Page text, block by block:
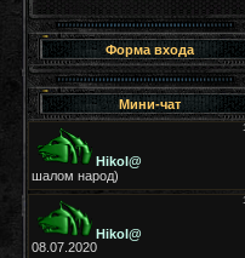
Форма входа
Мини-чат